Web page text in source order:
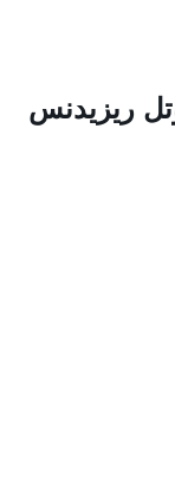
ريزيدنس